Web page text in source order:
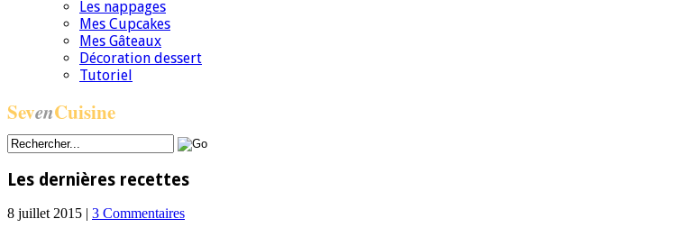
Les nappages
Mes Cupcakes
Mes Gâteaux
Décoration dessert
Tutoriel
SevenCuisine
Les dernières recettes
8 juillet 2015 | 3 Commentaires